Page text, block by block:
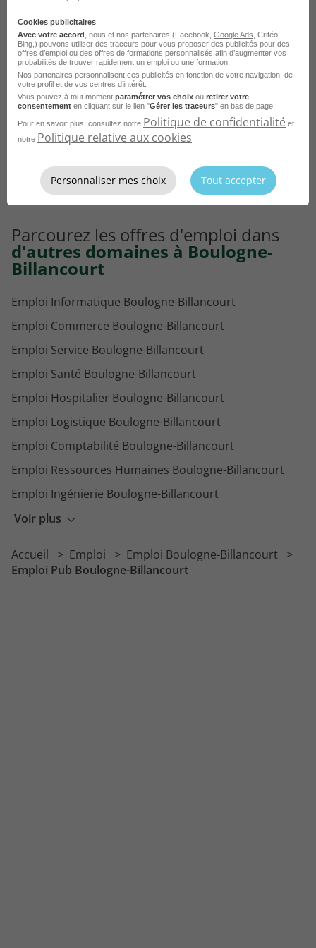
Voir plus
Emploi Pub Nice
Emploi Pub Auxerre
Emploi Pub Gennevilliers
Emploi Pub Issy-les-Moulineaux
Emploi Pub Nanterre
Emploi Pub Courbevoie
Emploi Pub Nantes
Emploi Pub Neuilly-sur-Seine
Emploi Pub Rennes
Emploi Pub Toulouse
Parcourez les offres d'emploi dans
d'autres domaines à Boulogne-
Billancourt
Voir plus
Emploi Informatique Boulogne-Billancourt
Emploi Commerce Boulogne-Billancourt
Emploi Service Boulogne-Billancourt
Emploi Santé Boulogne-Billancourt
Emploi Hospitalier Boulogne-Billancourt
Emploi Logistique Boulogne-Billancourt
Emploi Comptabilité Boulogne-Billancourt
Emploi Ressources Humaines Boulogne-Billancourt
Emploi Ingénierie Boulogne-Billancourt
Emploi Enseignement Boulogne-Billancourt
Emploi Recherche Boulogne-Billancourt
Accueil Emploi
Emploi Boulogne-Billancourt
Emploi Pub Boulogne-Billancourt
Cookies publicitaires
Avec votre accord , nous et nos partenaires (Facebook, Google Ads , Critéo,
Bing,) pouvons utiliser des traceurs pour vous proposer des publicités pour des
offres d’emploi ou des offres de formations personnalisés afin d’augmenter vos
probabilités de trouver rapidement un emploi ou une formation.
Nos partenaires personnalisent ces publicités en fonction de votre navigation, de
votre profil et de vos centres d’intérêt.
Vous pouvez à tout moment paramétrer vos choix ou retirer votre
consentement en cliquant sur le lien "Gérer les traceurs" en bas de page.
Pour en savoir plus, consultez notre Politique de confidentialité et
notre Politique relative aux cookies
Personnaliser mes choix Tout accepter